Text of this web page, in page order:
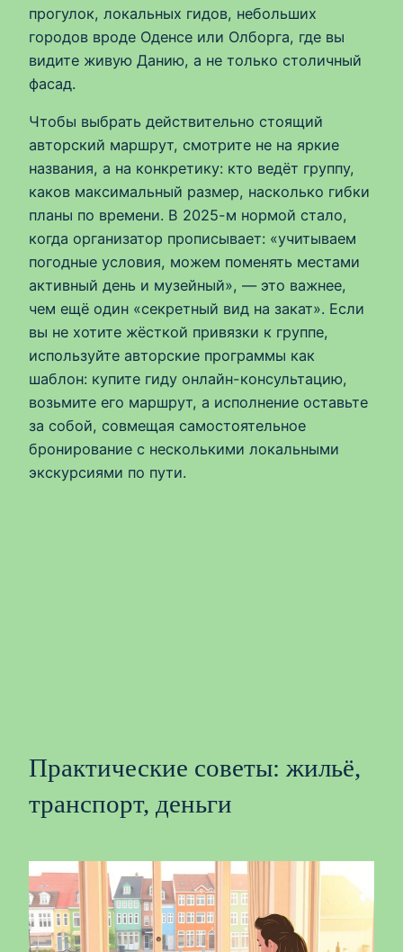
прогулок, локальных гидов, небольших
городов вроде Оденсе или Олборга, где вы
видите живую Данию, а не только столичный
фасад.
Чтобы выбрать действительно стоящий
авторский маршрут, смотрите не на яркие
названия, а на конкретику: кто ведёт группу,
каков максимальный размер, насколько гибки
планы по времени. В 2025-м нормой стало,
когда организатор прописывает: «учитываем
погодные условия, можем поменять местами
активный день и музейный», — это важнее,
чем ещё один «секретный вид на закат». Если
вы не хотите жёсткой привязки к группе,
используйте авторские программы как
шаблон: купите гиду онлайн-консультацию,
возьмите его маршрут, а исполнение оставьте
за собой, совмещая самостоятельное
бронирование с несколькими локальными
экскурсиями по пути.
Практические советы: жильё,
транспорт, деньги